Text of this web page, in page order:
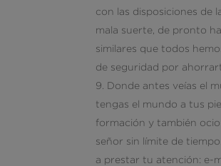
con las disposiciones de
mala suerte, de pronto
similares que todos
de seguridad por
Donde antes veías el
tengas el mundo a tus
formación y también
señor sin límite de
a prestar tu atención: e-